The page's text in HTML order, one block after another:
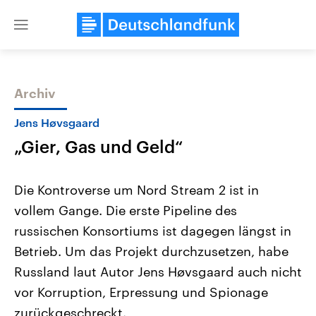
Close
Themen
Landtagswahl Sachsen-Anhalt
2026
Alle Informationen
Sachsen-Anhalt wählt am 6.
September 2026 einen neuen
Landtag. Seit 2021 wird das
Bundesland von einer Koalition aus
USA
Aktuelle Beiträge,
Hintergründe
Wirtschaftlich und
gehören die Vereinigten
den mächtigsten Ländern
Archiv
Jens Høvsgaard
„Gier, Gas und Geld“
Die Kontroverse um Nord Stream 2 ist in
vollem Gange. Die erste Pipeline des
russischen Konsortiums ist dagegen längst in
Betrieb. Um das Projekt durchzusetzen, habe
Russland laut Autor Jens Høvsgaard auch nicht
vor Korruption, Erpressung und Spionage
zurückgeschreckt.